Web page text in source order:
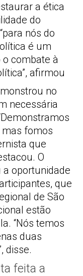
a ética
do
nós do
é um
combate à
afirmou
no
necessária
mas fomos
que
O
a oportunidade
que
de São
estão
“Nós temos
duas
disse.
feita a